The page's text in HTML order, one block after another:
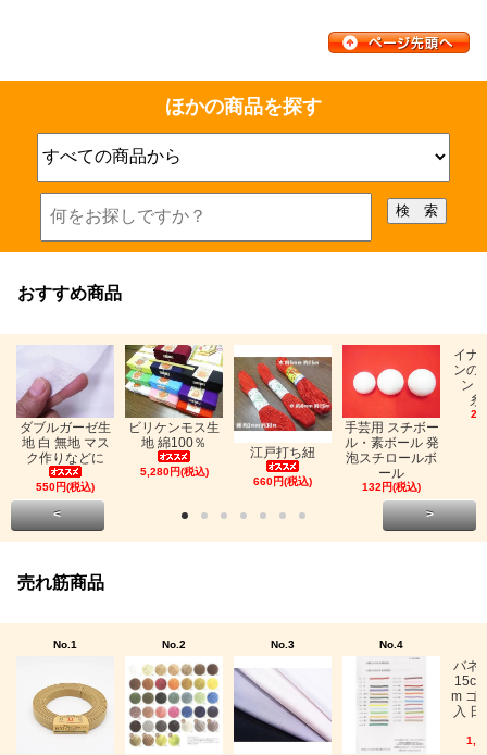
ほかの商品を探す
おすすめ商品
ダブルガーゼ生
地 白 無地 マス
ク作りなどに
550円(税込)
ビリケンモス生
地 綿100％
5,280円(税込)
江戸打ち紐
660円(税込)
手芸用 スチボー
ル・素ボール 発
泡スチロールボ
ール
132円(税込)
イナ
ンの
ン
糸
< >
売れ筋商品
No.1 No.2 No.3 No.4
バネ
m ゴ
入